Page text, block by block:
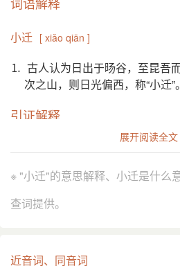
小迁 [ xiǎo qiān ]
⒈ 古人认为日出于旸谷，至昆吾
次之山，则日光偏西，称“小迁”。
引证解释
⒈ 古人认为日出于 旸谷，至 昆吾
“小还”。参见“大迁”。
引 《艺文类聚》卷一引《淮南
展开阅读全
※ "小迁"的意思解释、小迁是什么
查词提供。
近音词、同音词